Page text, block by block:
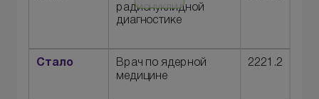
радионуклидной
диагностике
Стало Врач по ядерной
медицине
2221.2